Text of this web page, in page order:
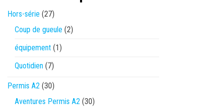
Hors-série (27)
Coup de gueule (2)
équipement (1)
Quotidien (7)
Permis A2 (30)
Aventures Permis A2 (30)